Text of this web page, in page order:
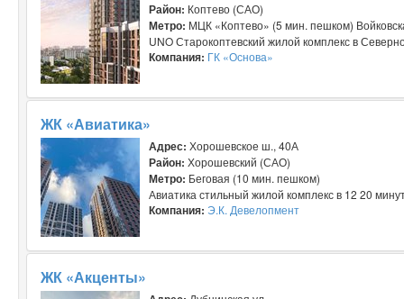
Район: Коптево (САО)
Метро: МЦК «Коптево» (5 мин. пешком)
UNO Старокоптевский жилой комплекс в
Компания: ГК «Основа»
ЖК «Авиатика»
Адрес: Хорошевское ш., 40А
Район: Хорошевский (САО)
Метро: Беговая (10 мин. пешком)
Авиатика стильный жилой комплекс в 12 20
Компания: Э.К. Девелопмент
ЖК «Акценты»